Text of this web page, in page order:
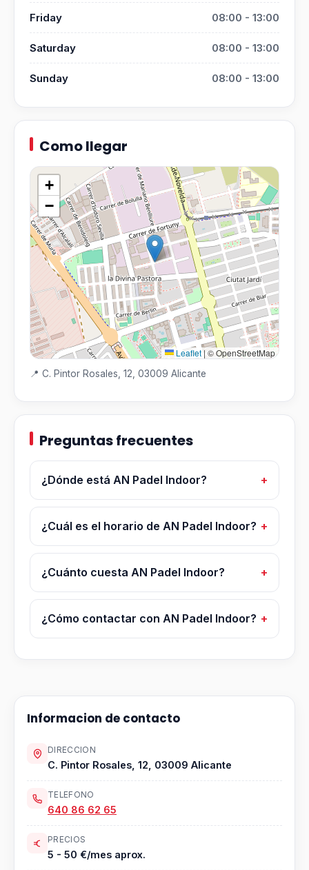
Friday 08:00 - 13:00
Saturday 08:00 - 13:00
Sunday 08:00 - 13:00
Como llegar
+
−
Leaflet | © OpenStreetMap
📍 C. Pintor Rosales, 12, 03009 Alicante
Preguntas frecuentes
¿Dónde está AN Padel Indoor?
¿Cuál es el horario de AN Padel Indoor?
¿Cuánto cuesta AN Padel Indoor?
¿Cómo contactar con AN Padel Indoor?
Informacion de contacto
DIRECCION
C. Pintor Rosales, 12, 03009 Alicante
TELEFONO
640 86 62 65
PRECIOS
5 - 50 €/mes aprox.